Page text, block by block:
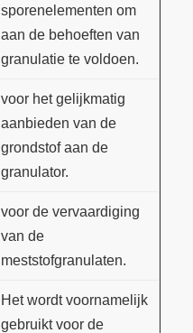
sporenelementen om
aan de behoeften van
granulatie te voldoen.
voor het gelijkmatig
aanbieden van de
grondstof aan de
granulator.
voor de vervaardiging
van de
meststofgranulaten.
Het wordt voornamelijk
gebruikt voor de